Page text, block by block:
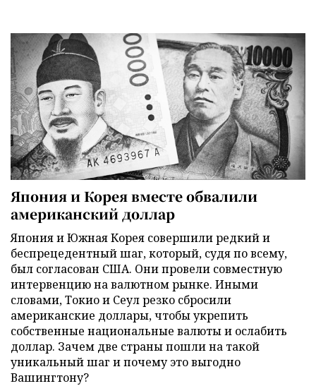
Япония и Корея вместе обвалили
американский доллар
Япония и Южная Корея совершили редкий и
беспрецедентный шаг, который, судя по всему,
был согласован США. Они провели совместную
интервенцию на валютном рынке. Иными
словами, Токио и Сеул резко сбросили
американские доллары, чтобы укрепить
собственные национальные валюты и ослабить
доллар. Зачем две страны пошли на такой
уникальный шаг и почему это выгодно
Вашингтону?